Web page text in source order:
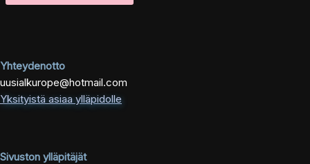
Yhteydenotto
uusialkurope@hotmail.com
Yksityistä asiaa ylläpidolle
Sivuston ylläpitäjät